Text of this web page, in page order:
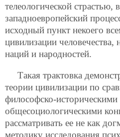
телеологической страстью,
западноевропейский
исходный пункт некоего
цивилизации человечества,
наций и народностей.
Такая трактовка
теории цивилизации по
философско-историческими
общесоциологическими
рассматривать ее не как
методику исследования